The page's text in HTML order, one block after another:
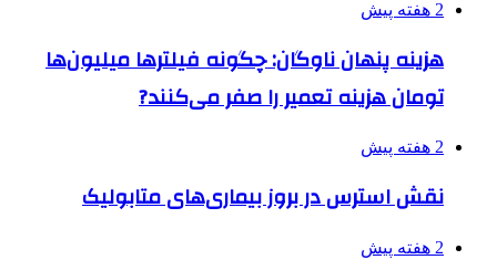
2 هفته پیش
هزینه پنهان ناوگان: چگونه فیلترها میلیون‌ها
تومان هزینه تعمیر را صفر می‌کنند?
2 هفته پیش
نقش استرس در بروز بیماری‌های متابولیک
2 هفته پیش